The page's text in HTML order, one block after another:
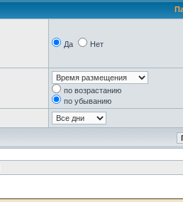
Да Нет
по возрастанию
по убыванию